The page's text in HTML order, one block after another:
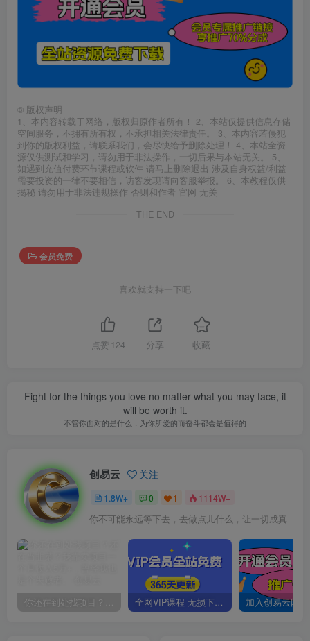
© 版权声明
1、本内容转载于网络，版权归原作者所有！ 2、本站仅提供信息存储
空间服务，不拥有所有权，不承担相关法律责任。 3、本内容若侵犯
到你的版权利益，请联系我们，会尽快给予删除处理！ 4、本站全资
源仅供测试和学习，请勿用于非法操作，一切后果与本站无关。 5、
如遇到充值付费环节课程或软件 请马上删除退出 涉及自身权益/利益
需要投资的一律不要相信，访客发现请向客服举报。 6、本教程仅供
揭秘 请勿用于非法违规操作 否则和作者 官网 无关
THE END
会员免费
喜欢就支持一下吧
点赞 124 分享 收藏
Fight for the things you love no matter what you may face, it
will be worth it.
不管你面对的是什么，为你所爱的而奋斗都会是值得的
创易云 关注
1.8W+ 0 1 1114W+
你不可能永远等下去，去做点儿什么，让一切成真
你还在到处找项目？还在当韭菜？我靠卖项目一个月收入5万+，曾经我也是个失败者。 全网VIP课程 无损下载~